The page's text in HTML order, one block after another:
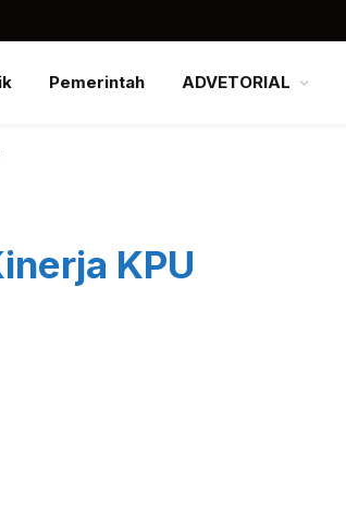
Pemerintah ADVETORIAL
KPU